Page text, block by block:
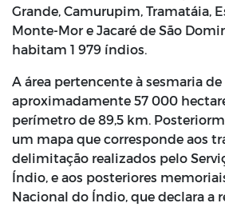
Grande, Camurupim, Tramatáia,
Monte-Mor e Jacaré de São
habitam 1 979 índios.
A área pertencente à sesmaria
aproximadamente 57 000
perímetro de 89,5 km.
um mapa que corresponde aos
delimitação realizados pelo
Índio, e aos posteriores
Nacional do Índio, que declara a